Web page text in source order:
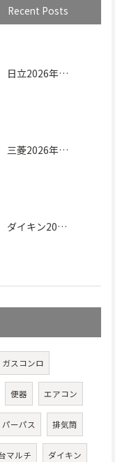
Recent Posts
日立2026年｜白くまくん XJシリーズ
三菱2026年｜Zシリーズ
ダイキン2026年｜AXシリーズ
ガスコンロ
便器 エアコン
パーパス 排気筒
マルチ ダイキン